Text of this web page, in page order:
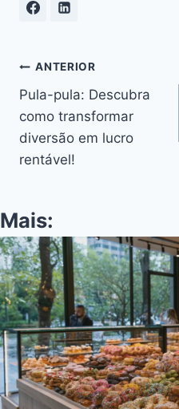
Navegação
de
Post
ANTERIOR
Pula-pula: Descubra
como transformar
diversão em lucro
rentável!
Mais: